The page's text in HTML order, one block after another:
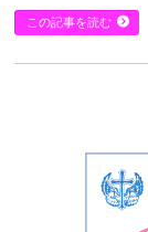
この記事を読む